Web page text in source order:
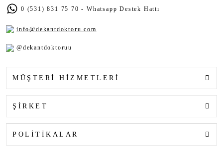
0 (531) 831 75 70 - Whatsapp Destek Hattı
info@dekantdoktoru.com
@dekantdoktoruu
MÜŞTERİ HİZMETLERİ
ŞİRKET
POLİTİKALAR